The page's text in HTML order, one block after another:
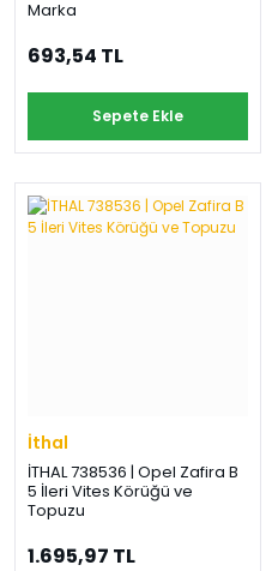
Marka
693,54 TL
Sepete Ekle
İthal
İTHAL 738536 | Opel Zafira B
5 İleri Vites Körüğü ve
Topuzu
1.695,97 TL